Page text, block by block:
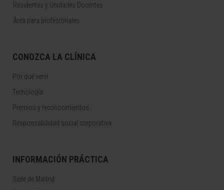
Residentes y Unidades Docentes
Área para profesionales
CONOZCA LA CLÍNICA
Por qué venir
Tecnología
Premios y reconocimientos
Responsabilidad social corporativa
INFORMACIÓN PRÁCTICA
Sede de Madrid